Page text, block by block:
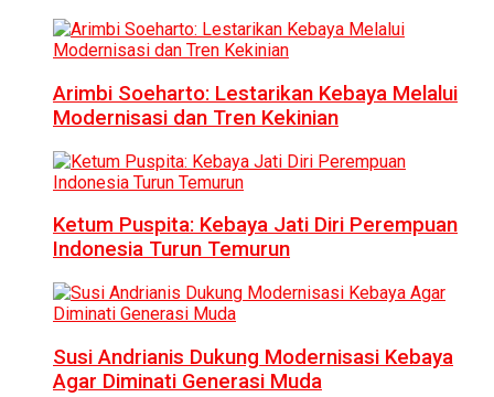
Arimbi Soeharto: Lestarikan Kebaya Melalui
Modernisasi dan Tren Kekinian
Ketum Puspita: Kebaya Jati Diri Perempuan
Indonesia Turun Temurun
Susi Andrianis Dukung Modernisasi Kebaya
Agar Diminati Generasi Muda